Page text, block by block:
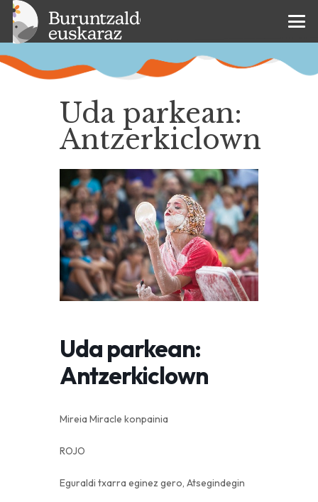
Uda parkean:
Antzerkiclown
Uda parkean:
Antzerkiclown
​​​​​​​Mireia Miracle konpainia
ROJO
Eguraldi txarra eginez gero, Atsegindegin